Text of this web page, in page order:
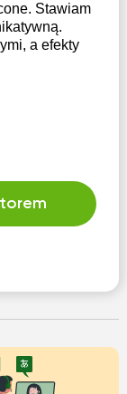
Stawiam
a efekty